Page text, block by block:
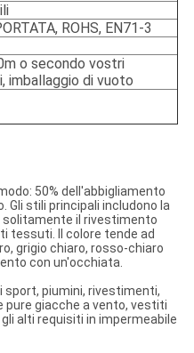
ROHS, EN71-3
o secondo vostri
imballaggio di vuoto
50% dell'abbigliamento
stili principali includono la
solitamente il rivestimento
tessuti. Il colore tende ad
grigio chiaro, rosso-chiaro
con un'occhiata.
sport, piumini, rivestimenti,
pure giacche a vento, vestiti
alti requisiti in impermeabile